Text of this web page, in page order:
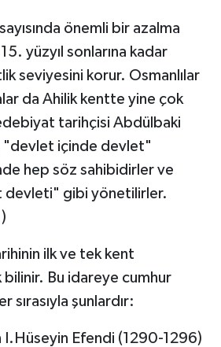
önemli bir azalma
yüzyıl sonlarına kadar
seviyesini korur. Osmanlılar
da Ahilik kentte yine çok
tarihçisi Abdülbaki
"devlet içinde devlet"
hep söz sahibidirler ve
devleti" gibi yönetilirler.
ilk ve tek kent
Bu idareye cumhur
sırasıyla şunlardır:
I.Hüseyin Efendi (1290-1296)